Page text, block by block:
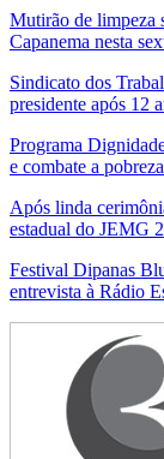
Mutirão de limpeza
Capanema nesta
Sindicato dos
presidente após 12
Programa
e combate a
Após linda
estadual do JEMG
Festival Dipanas
entrevista à Rádio